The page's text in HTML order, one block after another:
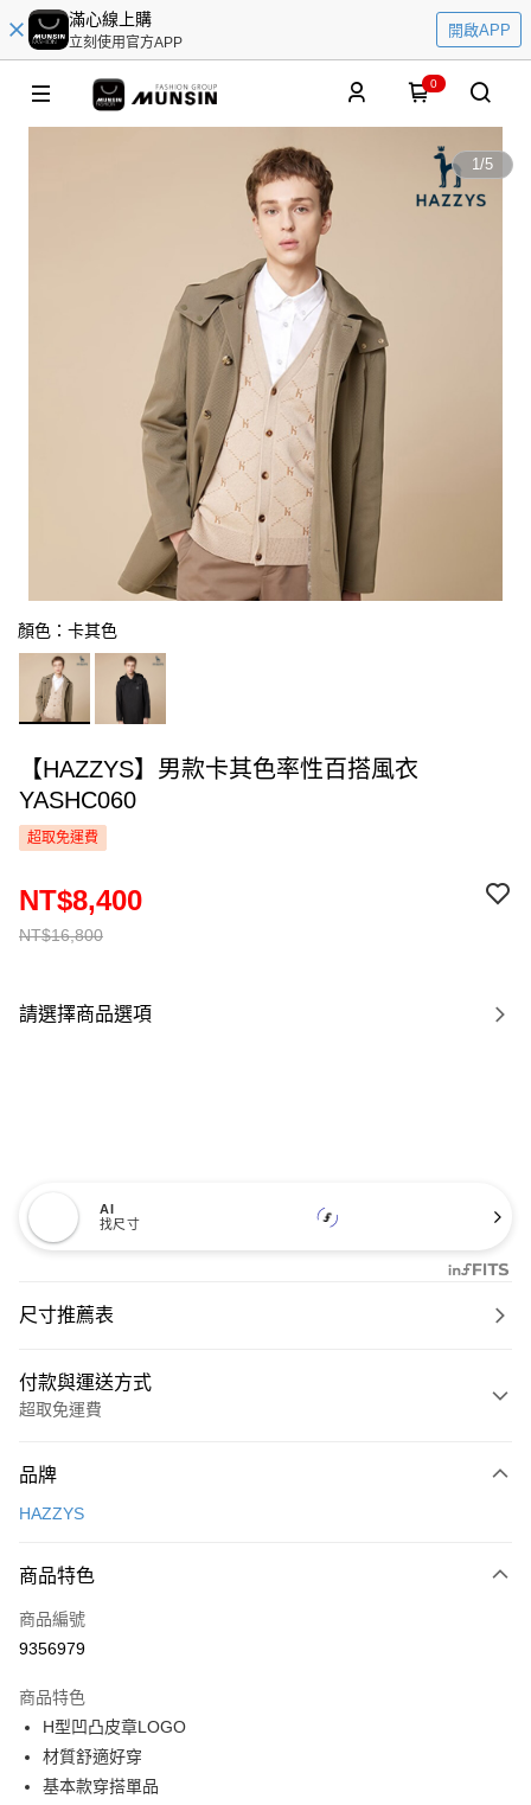
滿心線上購
立刻使用官方APP
開啟APP
0
1/5
顏色：卡其色
【HAZZYS】男款卡其色率性百搭風衣
YASHC060
超取免運費
NT$16,800
NT$8,400
請選擇商品選項
AI
找尺寸
尺寸推薦表
付款與運送方式
超取免運費
信用卡一次付款
LINE Pay
Apple Pay
悠遊付
大哥付你分期
相關說明
品牌
HAZZYS
商品特色
商品編號
9356979
商品特色
H型凹凸皮章LOGO
材質舒適好穿
基本款穿搭單品